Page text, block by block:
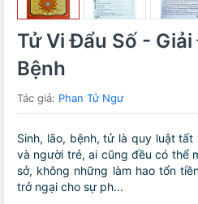
Tử Vi Đẩu Số -
Bệnh
Tác giả: Phan Tử Ngư
Sinh, lão, bệnh, tử là quy luật
và người trẻ, ai cũng đều có thể
sở, không những làm hao tổn
trở ngại cho sự ph...